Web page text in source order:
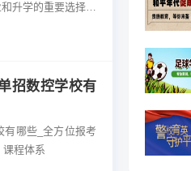
升学的重要选择。
和实用性，是当前
招数控学校有
有哪些_全方位报考
程体系